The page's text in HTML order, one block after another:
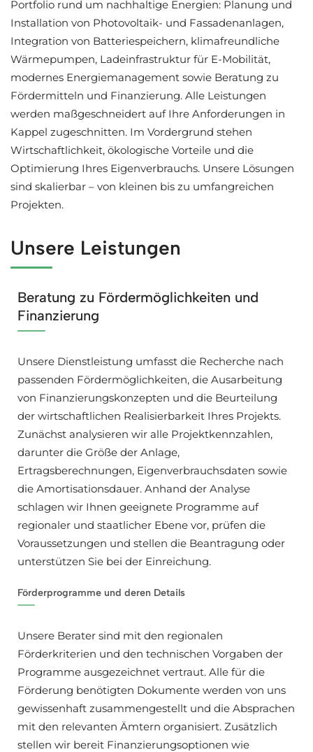
Portfolio rund um nachhaltige Energien: Planung und
Installation von Photovoltaik- und Fassadenanlagen,
Integration von Batteriespeichern, klimafreundliche
Wärmepumpen, Ladeinfrastruktur für E-Mobilität,
modernes Energiemanagement sowie Beratung zu
Fördermitteln und Finanzierung. Alle Leistungen
werden maßgeschneidert auf Ihre Anforderungen in
Kappel zugeschnitten. Im Vordergrund stehen
Wirtschaftlichkeit, ökologische Vorteile und die
Optimierung Ihres Eigenverbrauchs. Unsere Lösungen
sind skalierbar – von kleinen bis zu umfangreichen
Projekten.
Unsere Leistungen
Beratung zu Fördermöglichkeiten und
Finanzierung
Unsere Dienstleistung umfasst die Recherche nach
passenden Fördermöglichkeiten, die Ausarbeitung
von Finanzierungskonzepten und die Beurteilung
der wirtschaftlichen Realisierbarkeit Ihres Projekts.
Zunächst analysieren wir alle Projektkennzahlen,
darunter die Größe der Anlage,
Ertragsberechnungen, Eigenverbrauchsdaten sowie
die Amortisationsdauer. Anhand der Analyse
schlagen wir Ihnen geeignete Programme auf
regionaler und staatlicher Ebene vor, prüfen die
Voraussetzungen und stellen die Beantragung oder
unterstützen Sie bei der Einreichung.
Förderprogramme und deren Details
Unsere Berater sind mit den regionalen
Förderkriterien und den technischen Vorgaben der
Programme ausgezeichnet vertraut. Alle für die
Förderung benötigten Dokumente werden von uns
gewissenhaft zusammengestellt und die Absprachen
mit den relevanten Ämtern organisiert. Zusätzlich
stellen wir bereit Finanzierungsoptionen wie